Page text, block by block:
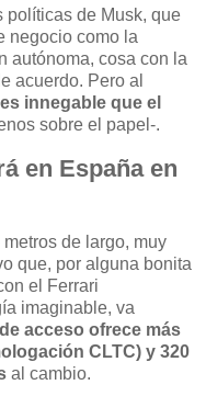
políticas de Musk, que
negocio como la
autónoma, cosa con la
acuerdo. Pero al
es innegable que el
sobre el papel-.
en España en
de largo, muy
que, por alguna bonita
el Ferrari
imaginable, va
acceso ofrece más
CLTC) y 320
al cambio.